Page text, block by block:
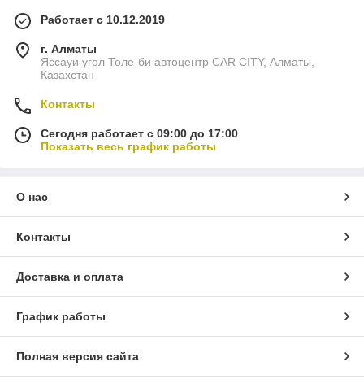
Работает с 10.12.2019
г. Алматы
Яссауи угол Толе-би автоцентр CAR CITY, Алматы,
Казахстан
Контакты
Сегодня работает с 09:00 до 17:00
Показать весь график работы
О нас
Контакты
Доставка и оплата
График работы
Полная версия сайта